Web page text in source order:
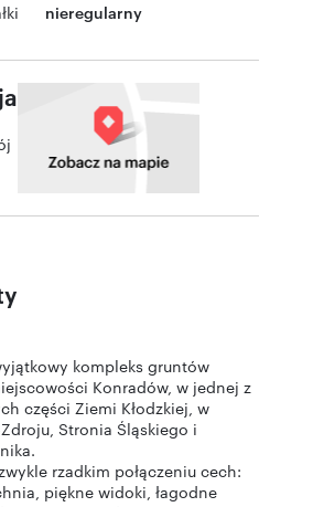
nieregularny
kompleks gruntów
Konradów, w jednej z
części Ziemi Kłodzkiej, w
Stronia Śląskiego i
rzadkim połączeniu cech:
piękne widoki, łagodne